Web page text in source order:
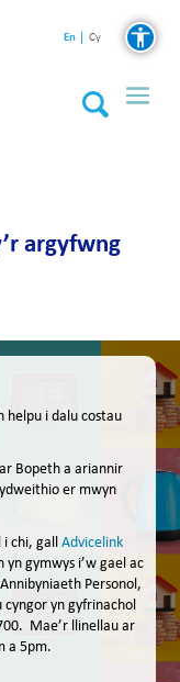
En Cy
argyfwng
helpu i dalu costau
Bopeth a ariannir
er mwyn
i chi, gallAdvicelink
gymwys i’w gael ac
Personol,
cyngor yn gyfrinachol
Mae’r llinellau ar
a 5pm.